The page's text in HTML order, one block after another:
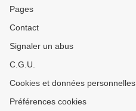
Pages
Contact
Signaler un abus
C.G.U.
Cookies et données personnelles
Préférences cookies